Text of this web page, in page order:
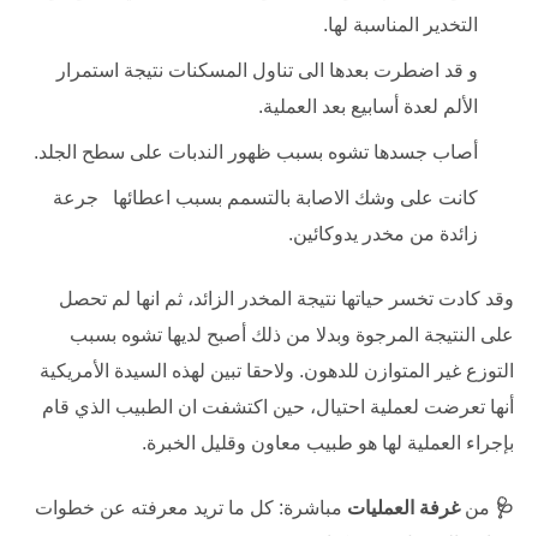
التخدير المناسبة لها.
و قد اضطرت بعدها الى تناول المسكنات نتيجة استمرار
الألم لعدة أسابيع بعد العملية.
أصاب جسدها تشوه بسبب ظهور الندبات على سطح الجلد.
كانت على وشك الاصابة بالتسمم بسبب اعطائها جرعة
زائدة من مخدر يدوكائين.
وقد كادت تخسر حياتها نتيجة المخدر الزائد، ثم انها لم تحصل
على النتيجة المرجوة وبدلا من ذلك أصبح لديها تشوه بسبب
التوزع غير المتوازن للدهون. ولاحقا تبين لهذه السيدة الأمريكية
أنها تعرضت لعملية احتيال، حين اكتشفت ان الطبيب الذي قام
بإجراء العملية لها هو طبيب معاون وقليل الخبرة.
🩺 منغرفة العمليات مباشرة: كل ما تريد معرفته عن خطوات